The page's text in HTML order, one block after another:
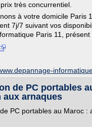
très concurrentiel.
à votre domicile Paris
7j/7 suivant vos
Paris 11, présent
de PC portables
aux arnaques
PC portables au Maroc :